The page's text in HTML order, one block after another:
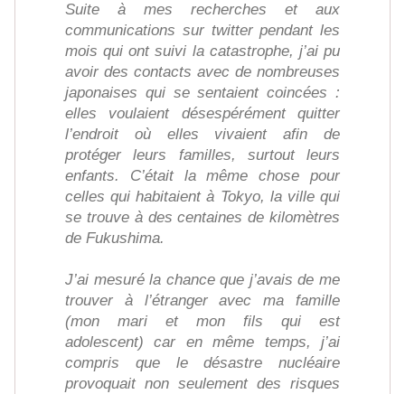
Suite à mes recherches et aux
communications sur twitter pendant les
mois qui ont suivi la catastrophe, j’ai pu
avoir des contacts avec de nombreuses
japonaises qui se sentaient coincées :
elles voulaient désespérément quitter
l’endroit où elles vivaient afin de
protéger leurs familles, surtout leurs
enfants. C’était la même chose pour
celles qui habitaient à Tokyo, la ville qui
se trouve à des centaines de kilomètres
de Fukushima.
J’ai mesuré la chance que j’avais de me
trouver à l’étranger avec ma famille
(mon mari et mon fils qui est
adolescent) car en même temps, j’ai
compris que le désastre nucléaire
provoquait non seulement des risques